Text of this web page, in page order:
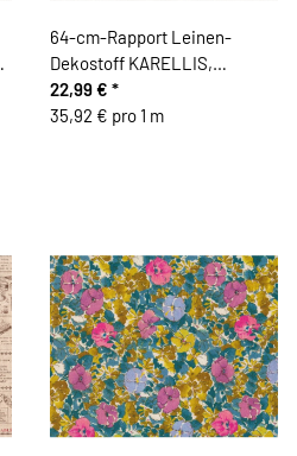
64-cm-Rapport Leinen-
Dekostoff KARELLIS,
Landhaus-Deko-Herzen,
dunkelrot-weiß
22,99 € *
35,92 € pro 1 m